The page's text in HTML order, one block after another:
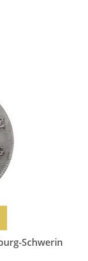
Schwerin